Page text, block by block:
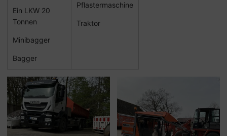
Ein LKW 20
Tonnen
Minibagger
Bagger
Pflastermaschine
Traktor